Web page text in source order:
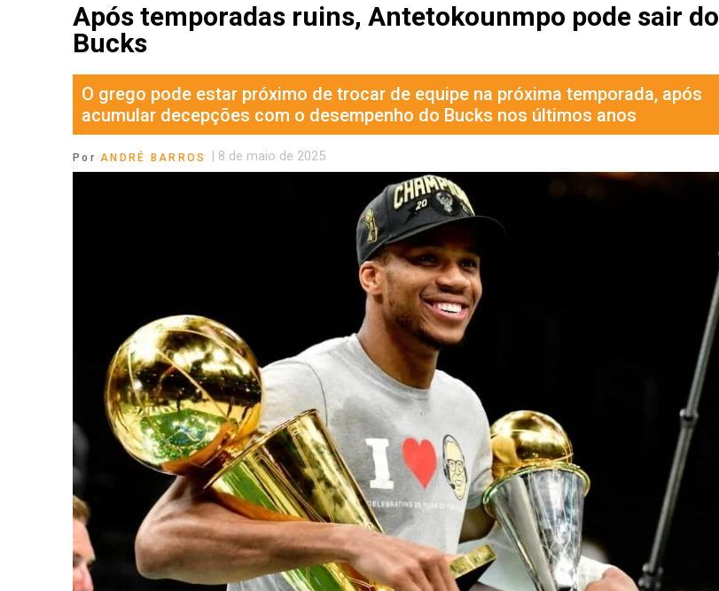
Após temporadas ruins, Antetokounmpo pode sair do
Bucks
O grego pode estar próximo de trocar de equipe na próxima temporada, após
acumular decepções com o desempenho do Bucks nos últimos anos
Por ANDRÉ BARROS | 8 de maio de 2025